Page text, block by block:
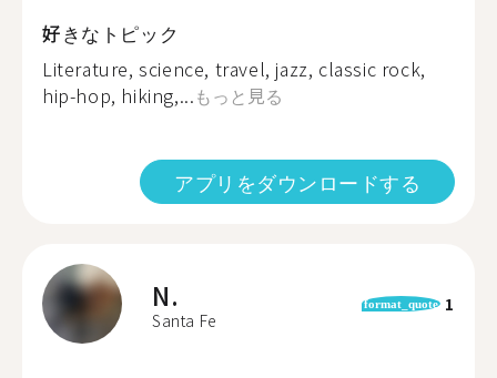
好きなトピック
Literature, science, travel, jazz, classic rock,
hip-hop, hiking,...もっと見る
アプリをダウンロードする
N.
Santa Fe
format_quote 1